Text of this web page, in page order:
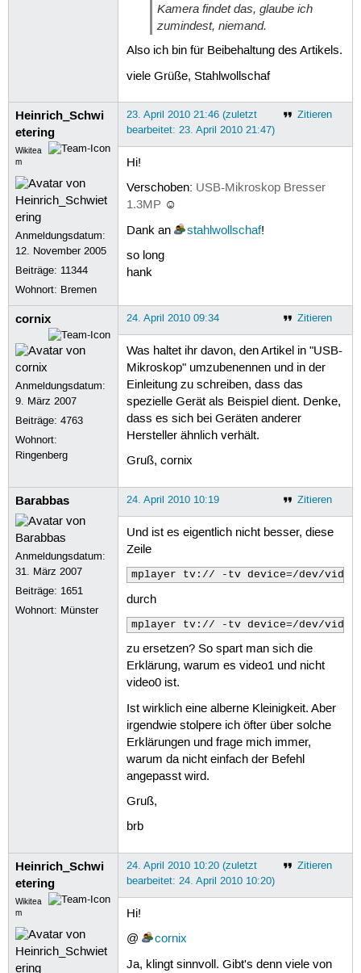
Kamera findet das, glaube ich
zumindest, niemand.
Also ich bin für Beibehaltung des Artikels.
viele Grüße, Stahlwollschaf
Heinrich_Schwi
etering
Wikitea
m
Anmeldungsdatum:
12. November 2005
Beiträge: 11344
Wohnort: Bremen
Zitieren
23. April 2010 21:46 (zuletzt
bearbeitet: 23. April 2010 21:47)
Hi!
Verschoben: USB-Mikroskop Bresser
1.3MP ☺
Dank an
stahlwollschaf!
so long
hank
cornix
Anmeldungsdatum:
9. März 2007
Beiträge:4763
Wohnort:
Ringenberg
Zitieren
24. April 2010 09:34
Was haltet ihr davon, den Artikel in "USB-
Mikroskop" umzubenennen und in der
Einleitung zu schreiben, dass das
spezielle Gerät als Beispiel dient. Denke,
dass es sich bei Geräten anderer
Hersteller ähnlich verhält.
Gruß, cornix
Barabbas
Anmeldungsdatum:
31. März 2007
Beiträge: 1651
Wohnort: Münster
Zitieren
24. April 2010 10:19
Und ist es eigentlich nicht besser, diese
Zeile
mplayer tv:// -tv device=/dev/
durch
mplayer tv:// -tv device=/dev/
zu ersetzen? So spart man sich die
Erklärung, warum es video1 und nicht
video0 ist.
Ist wirklich eine alberne Kleinigkeit. Aber
irgendwie stolpere ich öfter über solche
Erklärungen und frage mich immer,
warum da nicht einfach der Befehl
angepasst wird.
Gruß,
brb
Heinrich_Schwi
etering
Wikitea
m
Zitieren
24. April 2010 10:20 (zuletzt
bearbeitet: 24. April 2010 10:20)
Hi!
@
cornix
Ja, klingt sinnvoll. Gibt's denn viele von